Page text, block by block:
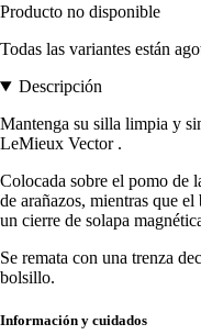
Producto no disponible
Todas las variantes están
Descripción
Mantenga su silla limpia y
LeMieux Vector .
Colocada sobre el pomo de
de arañazos, mientras que
un cierre de solapa
Se remata con una trenza
bolsillo.
Información y cuidados